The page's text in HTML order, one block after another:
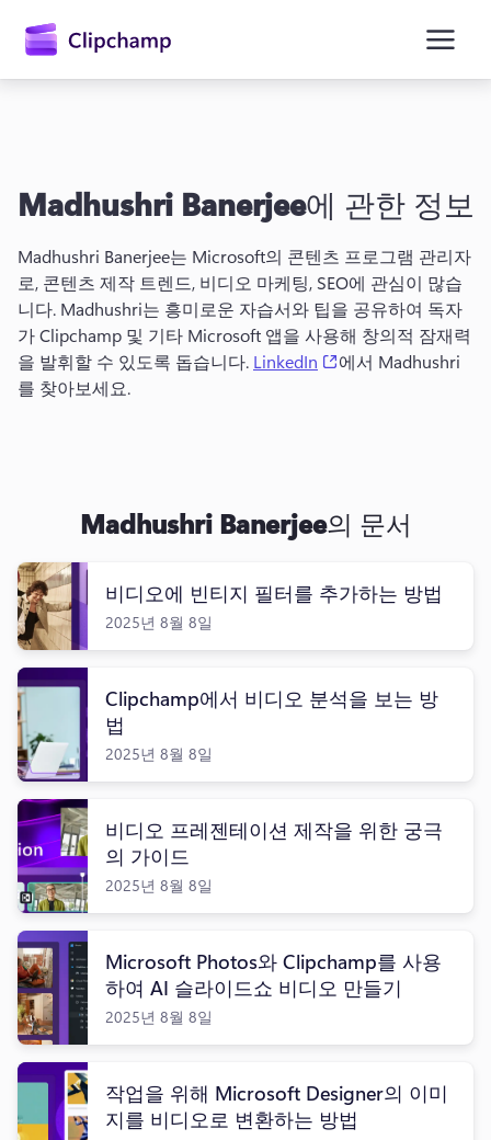
로
로그인
Madhushri Banerjee에 관한 정보
Madhushri Banerjee는 Microsoft의 콘텐츠 프로그램 관리자
로, 콘텐츠 제작 트렌드, 비디오 마케팅, SEO에 관심이 많습
니다. Madhushri는 흥미로운 자습서와 팁을 공유하여 독자
가 Clipchamp 및 기타 Microsoft 앱을 사용해 창의적 잠재력
을 발휘할 수 있도록 돕습니다. LinkedIn (opens in a new tab)
에서 Madhushri
를 찾아보세요.
Madhushri Banerjee의 문서
비디오에 빈티지 필터를 추가하는 방법
2025년 8월 8일
Clipchamp에서 비디오 분석을 보는 방
법
2025년 8월 8일
비디오 프레젠테이션 제작을 위한 궁극
의 가이드
2025년 8월 8일
Microsoft Photos와 Clipchamp를 사용
하여 AI 슬라이드쇼 비디오 만들기
2025년 8월 8일
작업을 위해 Microsoft Designer의 이미
지를 비디오로 변환하는 방법